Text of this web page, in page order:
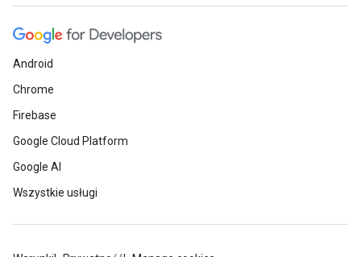
Android
Chrome
Firebase
Google Cloud Platform
Google AI
Wszystkie usługi